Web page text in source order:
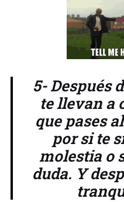
5- Después
te llevan a
que pases
por si te
molestia o
duda. Y